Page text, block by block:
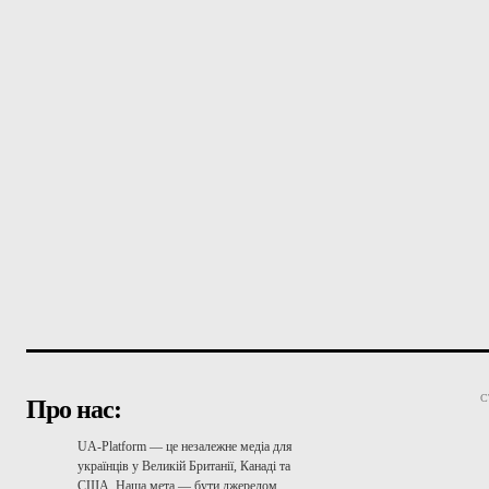
Про нас:
UA-Platform — це незалежне медіа для
українців у Великій Британії, Канаді та
США. Наша мета — бути джерелом